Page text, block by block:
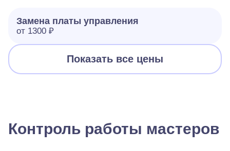
Замена платы управления
от 1300 ₽
Показать все цены
Контроль работы мастеров